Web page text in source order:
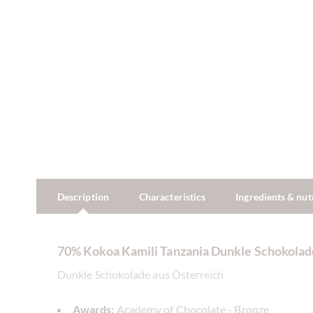
Description Characteristics Ingredients &
70% Kokoa Kamili Tanzania Dunkle
Dunkle Schokolade aus Österreich
Awards: Academy of Chocolate - Bronze